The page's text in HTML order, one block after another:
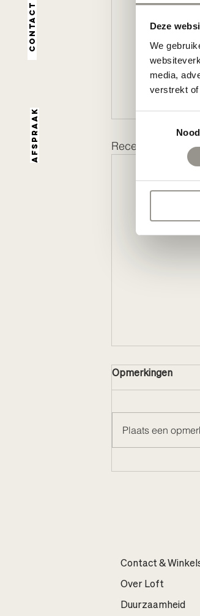
Deze
We
media,
verstrekt
Contact
Afspraak Recente
A Sunday well
Opmerkingen
Plaats een
Contact &
Over Loft
Duurzaamheid